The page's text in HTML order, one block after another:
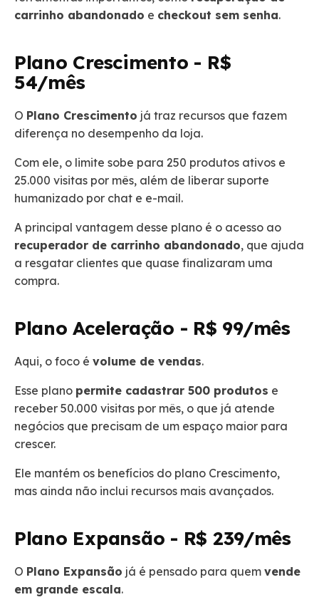
carrinho abandonado e checkout sem senha.
Plano Crescimento - R$
54/mês
O Plano Crescimento já traz recursos que fazem
diferença no desempenho da loja.
Com ele, o limite sobe para 250 produtos ativos e
25.000 visitas por mês, além de liberar suporte
humanizado por chat e e-mail.
A principal vantagem desse plano é o acesso ao
recuperador de carrinho abandonado, que ajuda
a resgatar clientes que quase finalizaram uma
compra.
Plano Aceleração - R$ 99/mês
Aqui, o foco é volume de vendas.
Esse plano permite cadastrar 500 produtos e
receber 50.000 visitas por mês, o que já atende
negócios que precisam de um espaço maior para
crescer.
Ele mantém os benefícios do plano Crescimento,
mas ainda não inclui recursos mais avançados.
Plano Expansão - R$ 239/mês
O Plano Expansão já é pensado para quem vende
em grande escala.